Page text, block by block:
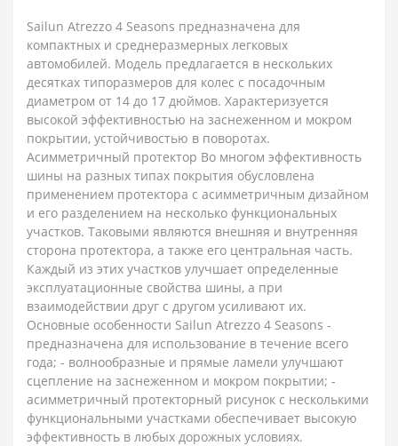
Sailun Atrezzo 4 Seasons предназначена для
компактных и среднеразмерных легковых
автомобилей. Модель предлагается в нескольких
десятках типоразмеров для колес с посадочным
диаметром от 14 до 17 дюймов. Характеризуется
высокой эффективностью на заснеженном и мокром
покрытии, устойчивостью в поворотах.
Асимметричный протектор Во многом эффективность
шины на разных типах покрытия обусловлена
применением протектора с асимметричным дизайном
и его разделением на несколько функциональных
участков. Таковыми являются внешняя и внутренняя
сторона протектора, а также его центральная часть.
Каждый из этих участков улучшает определенные
эксплуатационные свойства шины, а при
взаимодействии друг с другом усиливают их.
Основные особенности Sailun Atrezzo 4 Seasons -
предназначена для использование в течение всего
года; - волнообразные и прямые ламели улучшают
сцепление на заснеженном и мокром покрытии; -
асимметричный протекторный рисунок с несколькими
функциональными участками обеспечивает высокую
эффективность в любых дорожных условиях.